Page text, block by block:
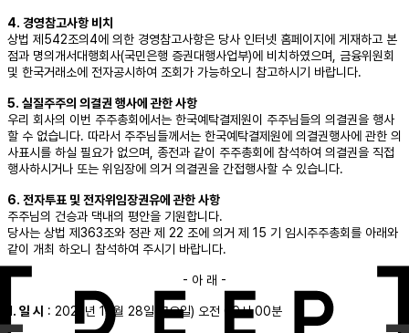
4. 경영참고사항 비치
상법 제542조의4에 의한 경영참고사항은 당사 인터넷 홈페이지에 게재하고 본
점과 명의개서대행회사(국민은행 증권대행사업부)에 비치하였으며, 금융위원회
및 한국거래소에 전자공시하여 조회가 가능하오니 참고하시기 바랍니다.
5. 실질주주의 의결권 행사에 관한 사항
우리 회사의 이번 주주총회에서는 한국예탁결제원이 주주님들의 의결권을 행사
할 수 없습니다. 따라서 주주님들께서는 한국예탁결제원에 의결권행사에 관한 의
사표시를 하실 필요가 없으며, 종전과 같이 주주총회에 참석하여 의결권을 직접
행사하시거나 또는 위임장에 의거 의결권을 간접행사할 수 있습니다.
6. 전자투표 및 전자위임장권유에 관한 사항
주주님의 건승과 댁내의 평안을 기원합니다.
당사는 상법 제363조와 정관 제 22 조에 의거 제 15 기 임시주주총회를 아래와
같이 개최 하오니 참석하여 주시기 바랍니다.
- 아 래 -
1. 일 시 : 2022년 10월 28일(금요일) 오전 09시 00분